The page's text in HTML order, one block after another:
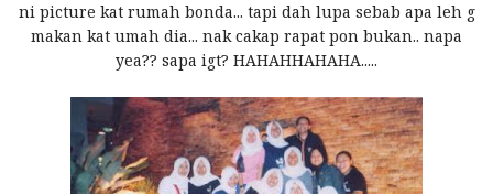
ni picture kat rumah bonda... tapi dah lupa sebab apa leh g
makan kat umah dia... nak cakap rapat pon bukan.. napa
yea?? sapa igt? HAHAHHAHAHA.....